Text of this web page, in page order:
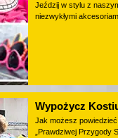
Jeździj w stylu z
niezwykłymi
Wypożycz
Jak możesz
„Prawdziwej Przygody